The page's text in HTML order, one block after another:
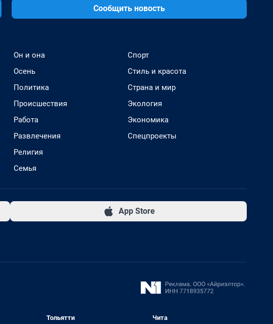
Сообщить новость
Он и она
Осень
Политика
Происшествия
Работа
Развлечения
Религия
Семья
Спорт
Стиль и красота
Страна и мир
Экология
Экономика
Спецпроекты
App Store
Тольятти Чита